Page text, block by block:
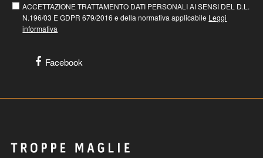
ACCETTAZIONE TRATTAMENTO DATI PERSONALI AI SENSI DEL D.L.
N.196/03 E GDPR 679/2016 e della normativa applicabile Leggi
informativa
Facebook